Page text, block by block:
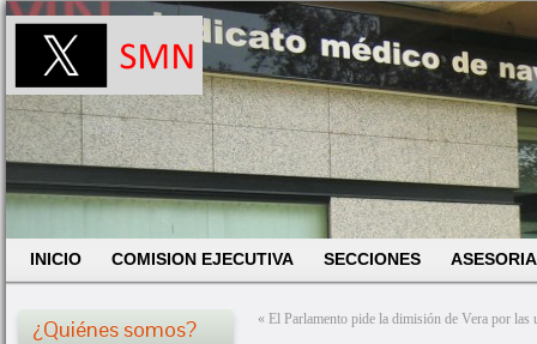
INICIO COMISION EJECUTIVA SECCIONES
¿Quiénes somos? « El Parlamento pide la dimisión de Vera por las